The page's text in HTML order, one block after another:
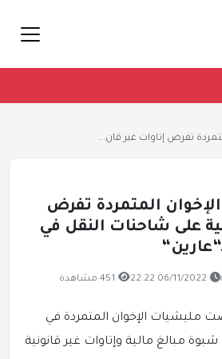
تفرض إتاوات غير قان...
المتمردة تفرض
على شاحنات النقل في
06/11/2022 22:22 451 مشاهدة
مليشيات الإخوان المتمردة في
مبالغ مالية وإتاوات غير قانونية